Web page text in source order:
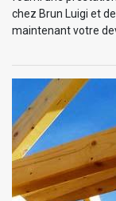
chez Brun Luigi et
maintenant votre